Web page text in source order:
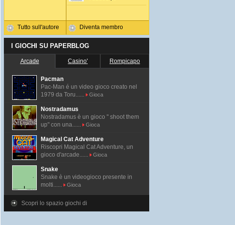
Tutto sull'autore Diventa membro
I GIOCHI SU PAPERBLOG
Arcade Casino' Rompicapo
Pacman
Pac-Man é un video gioco creato nel
1979 da Toru......
Gioca
Nostradamus
Nostradamus è un gioco " shoot them
up" con una......
Gioca
Magical Cat Adventure
Riscopri Magical Cat Adventure, un
gioco d'arcade......
Gioca
Snake
Snake è un videogioco presente in
molti......
Gioca
Scopri lo spazio giochi di